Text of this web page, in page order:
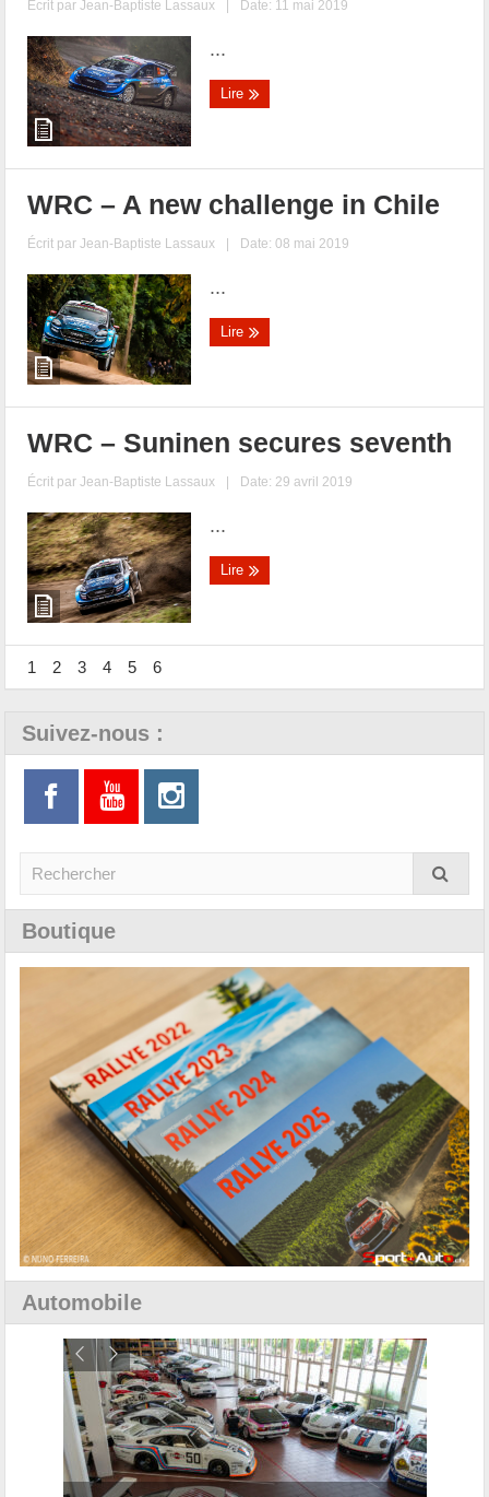
Écrit parJean-Baptiste Lassaux Date: 11 mai 2019
...
Lire
WRC – A new challenge in Chile
Écrit parJean-Baptiste Lassaux | Date: 08 mai 2019
...
Lire
WRC – Suninen secures seventh
Écrit parJean-Baptiste Lassaux | Date: 29 avril 2019
...
Lire
1 2 3 4 5 6
Suivez-nous :
Boutique
Automobile